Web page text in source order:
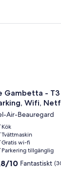
Gambetta -
Wifi,
Air-Beauregard
Kök
Tvättmaskin
Gratis wi-fi
Parkering tillgänglig
10 Fantastiskt
- T3